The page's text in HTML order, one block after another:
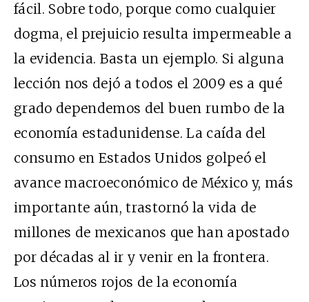
fácil. Sobre todo, porque como cualquier
dogma, el prejuicio resulta impermeable a
la evidencia. Basta un ejemplo. Si alguna
lección nos dejó a todos el 2009 es a qué
grado dependemos del buen rumbo de la
economía estadunidense. La caída del
consumo en Estados Unidos golpeó el
avance macroeconómico de México y, más
importante aún, trastornó la vida de
millones de mexicanos que han apostado
por décadas al ir y venir en la frontera.
Los números rojos de la economía